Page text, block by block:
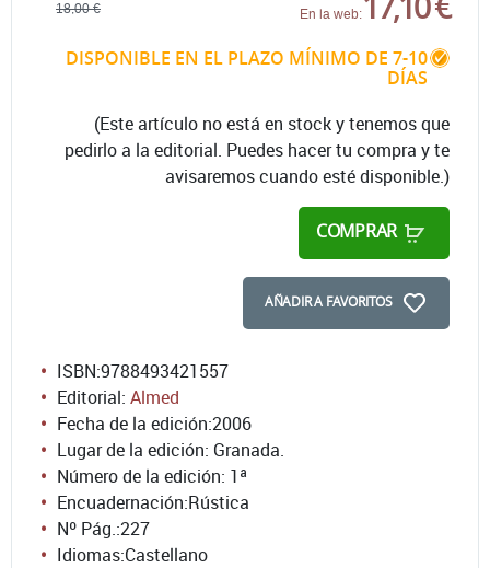
18,00 €
En la web:
DISPONIBLE EN EL PLAZO MÍNIMO DE 7-10
DÍAS
(Este artículo no está en stock y tenemos que
pedirlo a la editorial. Puedes hacer tu compra y te
avisaremos cuando esté disponible.)
COMPRAR
AÑADIR A FAVORITOS
ISBN:9788493421557
Editorial: Almed
Fecha de la edición:2006
Lugar de la edición: Granada.
Número de la edición: 1ª
Encuadernación:Rústica
Nº Pág.:227
Idiomas:Castellano